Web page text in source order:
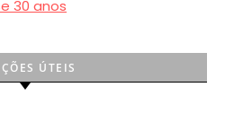
30 anos
ÚTEIS